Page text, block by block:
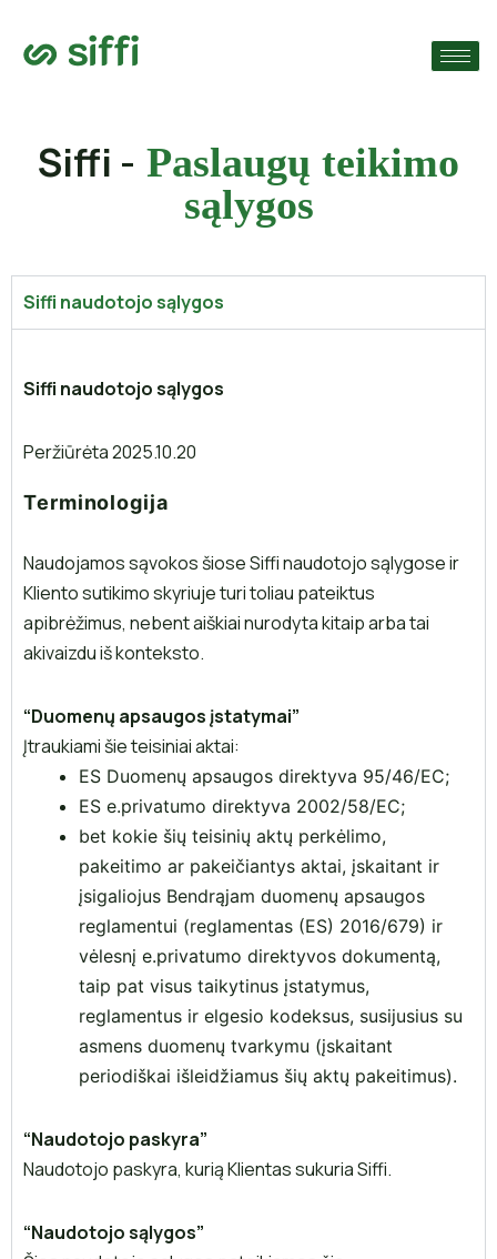
›
Siffi - Paslaugų teikimo
sąlygos
Siffi naudotojo sąlygos
Siffi naudotojo sąlygos
Peržiūrėta 2025.10.20
Terminologija
Naudojamos sąvokos šiose Siffi naudotojo sąlygose ir
Kliento sutikimo skyriuje turi toliau pateiktus
apibrėžimus, nebent aiškiai nurodyta kitaip arba tai
akivaizdu iš konteksto.
“Duomenų apsaugos įstatymai”
Įtraukiami šie teisiniai aktai:
ES Duomenų apsaugos direktyva 95/46/EC;
ES e.privatumo direktyva 2002/58/EC;
bet kokie šių teisinių aktų perkėlimo,
pakeitimo ar pakeičiantys aktai, įskaitant ir
įsigaliojus Bendrąjam duomenų apsaugos
reglamentui (reglamentas (ES) 2016/679) ir
vėlesnį e.privatumo direktyvos dokumentą,
taip pat visus taikytinus įstatymus,
reglamentus ir elgesio kodeksus, susijusius su
asmens duomenų tvarkymu (įskaitant
periodiškai išleidžiamus šių aktų pakeitimus).
“Naudotojo paskyra”
Naudotojo paskyra, kurią Klientas sukuria Siffi.
“Naudotojo sąlygos”